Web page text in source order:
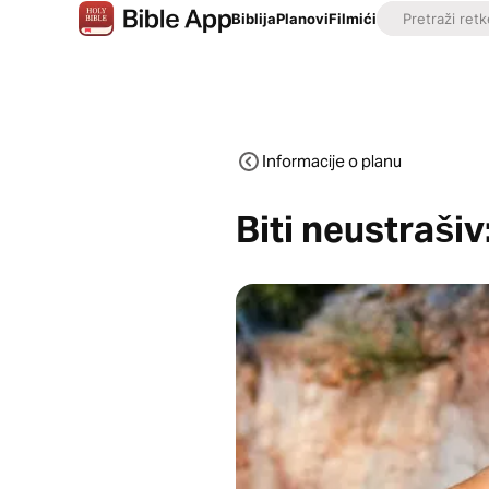
BiblijaPlanoviFilmići
Informacije o planu
Biti